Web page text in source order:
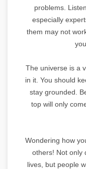
problems.
especially
them may not
The universe is a
in it. You should
stay grounded.
top will only
Wondering how
others! Not only
lives, but people